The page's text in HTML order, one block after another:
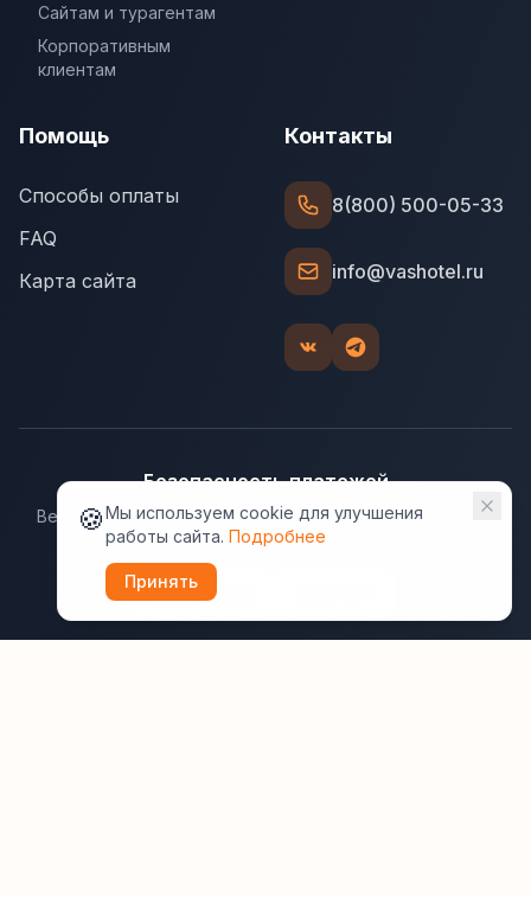
Сайтам и турагентам
Корпоративным
клиентам
Помощь
Способы оплаты
FAQ
Карта сайта
Контакты
8(800) 500-05-33
info@vashotel.ru
Безопасность платежей
Ведущие платёжные системы гарантируют надёжную
защиту данных.
🍪Мы используем cookie для улучшения
работы сайта. Подробнее
Принять